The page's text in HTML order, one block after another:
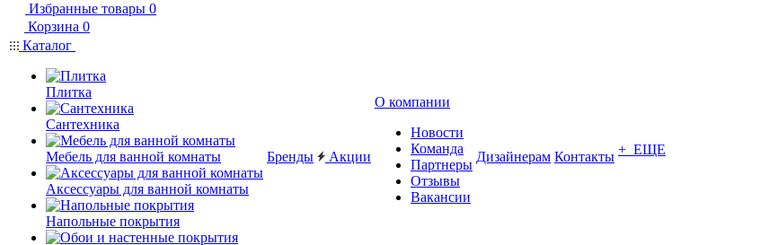
Избранные товары 0
Корзина 0
Каталог
Плитка
Сантехника
Мебель для ванной комнаты
Аксессуары для ванной комнаты
Напольные покрытия
Бренды Акции
О компании
Новости
Команда
Партнеры
Отзывы
Вакансии
Дизайнерам Контакты + ЕЩЕ